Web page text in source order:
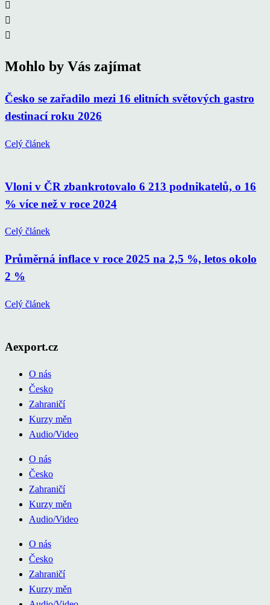
Mohlo by Vás zajímat
Česko se zařadilo mezi 16 elitních světových gastro
destinací roku 2026
Celý článek
Vloni v ČR zbankrotovalo 6 213 podnikatelů, o 16
% více než v roce 2024
Celý článek
Průměrná inflace v roce 2025 na 2,5 %, letos okolo
2 %
Celý článek
Aexport.cz
O nás
Česko
Zahraničí
Kurzy měn
Audio/Video
O nás
Česko
Zahraničí
Kurzy měn
Audio/Video
O nás
Česko
Zahraničí
Kurzy měn